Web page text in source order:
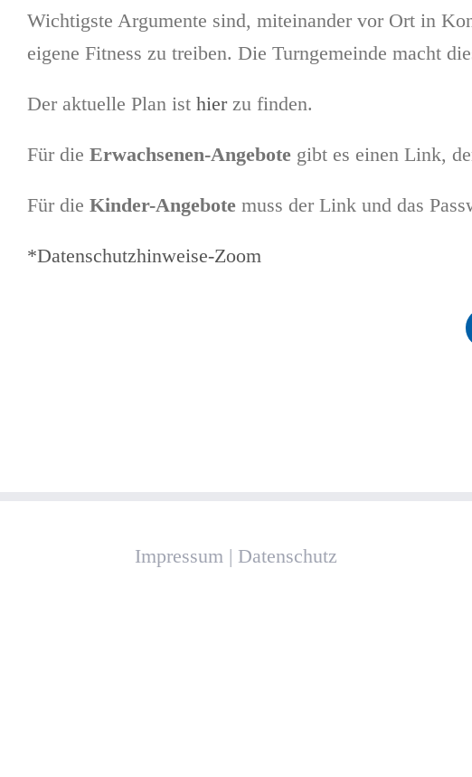
Wichtigste Argumente sind, miteinander vor Ort in
eigene Fitness zu treiben. Die Turngemeinde macht
Der aktuelle Plan ist hierzu finden.
Für die Erwachsenen-Angebote gibt es einen Link,
Für die Kinder-Angebote muss der Link und das
*Datenschutzhinweise-Zoom
Impressum| Datenschutz